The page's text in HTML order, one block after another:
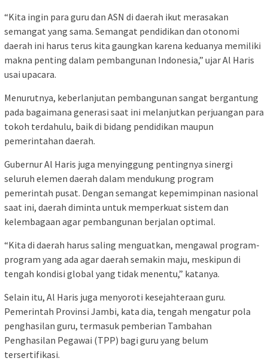
“Kita ingin para guru dan ASN di daerah ikut merasakan
semangat yang sama. Semangat pendidikan dan otonomi
daerah ini harus terus kita gaungkan karena keduanya memiliki
makna penting dalam pembangunan Indonesia,” ujar Al Haris
usai upacara.
Menurutnya, keberlanjutan pembangunan sangat bergantung
pada bagaimana generasi saat ini melanjutkan perjuangan para
tokoh terdahulu, baik di bidang pendidikan maupun
pemerintahan daerah.
Gubernur Al Haris juga menyinggung pentingnya sinergi
seluruh elemen daerah dalam mendukung program
pemerintah pusat. Dengan semangat kepemimpinan nasional
saat ini, daerah diminta untuk memperkuat sistem dan
kelembagaan agar pembangunan berjalan optimal.
“Kita di daerah harus saling menguatkan, mengawal program-
program yang ada agar daerah semakin maju, meskipun di
tengah kondisi global yang tidak menentu,” katanya.
Selain itu, Al Haris juga menyoroti kesejahteraan guru.
Pemerintah Provinsi Jambi, kata dia, tengah mengatur pola
penghasilan guru, termasuk pemberian Tambahan
Penghasilan Pegawai (TPP) bagi guru yang belum
tersertifikasi.